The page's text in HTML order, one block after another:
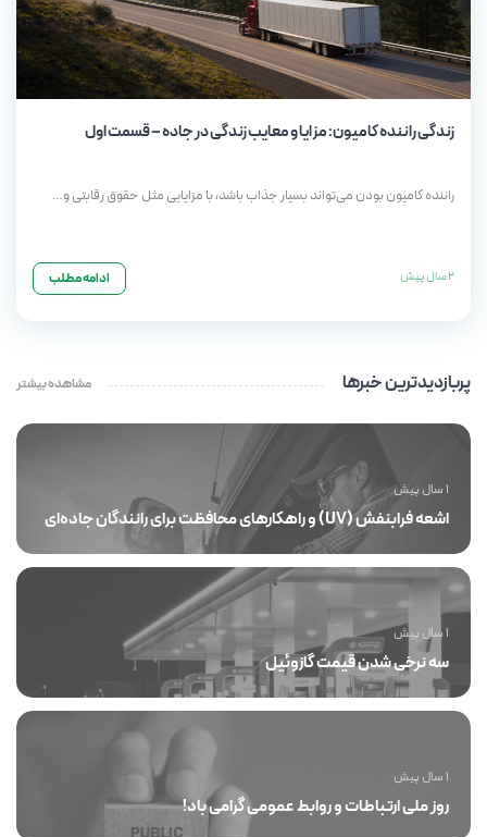
زندگی راننده کامیون: مزایا و معایب زندگی در جاده – قسمت اول
راننده کامیون بودن می‌تواند بسیار جذاب باشد، با مزایایی مثل حقوق رقابتی و…
2 سال پیش ادامه مطلب
پربازدیدترین خبرها مشاهده بیشتر
اشعه فرابنفش (UV) و راهکارهای محافظت برای رانندگان جاده‌ای
1 سال پیش
سه نرخی شدن قیمت گازوئیل
1 سال پیش
روز ملی ارتباطات و روابط عمومی گرامی باد!
1 سال پیش